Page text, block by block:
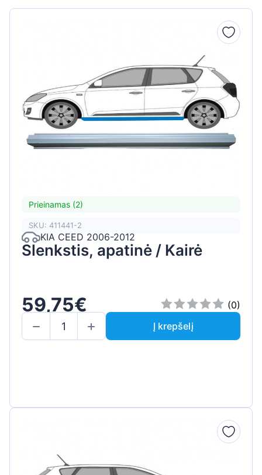
Prieinamas (2)
SKU: 411441-2
KIA CEED 2006-2012
Slenkstis, apatinė / Kairė
59,75€
(0)
Į krepšelį